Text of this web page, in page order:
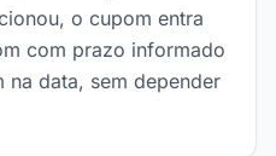
o cupom entra
com prazo informado
na data, sem depender